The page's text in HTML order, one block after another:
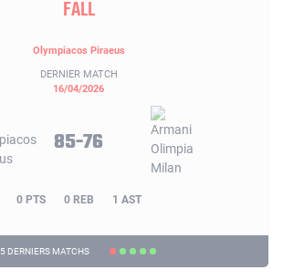
FALL
Olympiacos Piraeus
DERNIER MATCH
16/04/2026
85-76
0 PTS 0 REB 1 AST
5 DERNIERS MATCHS